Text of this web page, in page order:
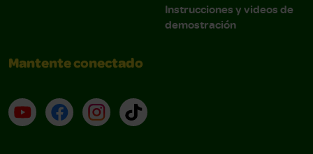
Instrucciones y videos de
demostración
Mantente conectado
YouTube (en inglés)
Facebook (en inglés)
Instagram (en inglés)
TikTok